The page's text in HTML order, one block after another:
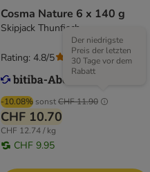
Cosma Nature 6 x 140 g
Skipjack Thunfisch
-10.08% sonstCHF 11.90
Der niedrigste
Preis der letzten
30 Tage vor dem
Rabatt
CHF 10.70
CHF 12.74 / kg
CHF 9.95
Rating: 4.8/5 (107)